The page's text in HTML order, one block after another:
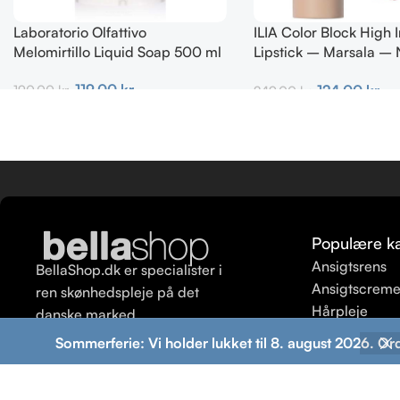
Sommerferie: Vi holder lukket til 8. august 2026.
Laboratorio Olfattivo
Melomirtillo Liquid Soap 500 ml
190,00 kr. 119,00 kr.
ILIA Color Block High
Lipstick – Marsala –
249,00 kr. 124,00 kr.
BellaShop.dk er specialister i
ren skønhedspleje på det
danske marked.
Populære
Ansigtsrens
Ansigtscreme
Hårpleje
Shampoo